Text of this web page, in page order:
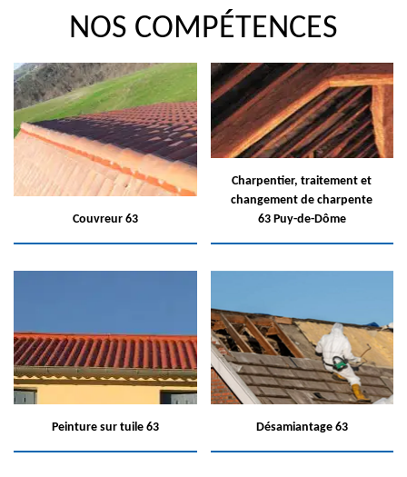
NOS COMPÉTENCES
Couvreur 63
Charpentier, traitement et
changement de charpente
63 Puy-de-Dôme
Peinture sur tuile 63 Désamiantage 63